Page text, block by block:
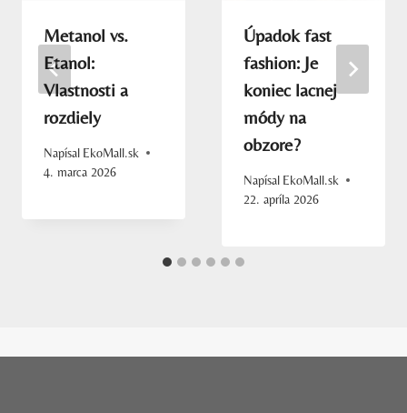
Metanol vs.
Etanol:
Vlastnosti a
rozdiely
Napísal EkoMall.sk
4. marca 2026
Úpadok fast
fashion: Je
koniec lacnej
módy na
obzore?
Napísal EkoMall.sk
22. apríla 2026